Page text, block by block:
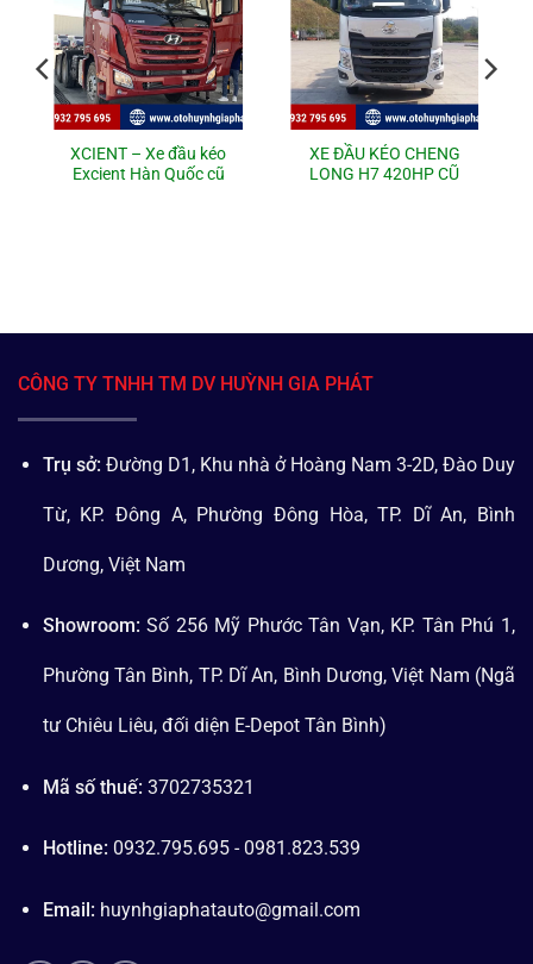
XCIENT – Xe đầu kéo
Excient Hàn Quốc cũ
XE ĐẦU KÉO CHENG
LONG H7 420HP CŨ
CÔNG TY TNHH TM DV HUỲNH GIA PHÁT
Trụ sở: Đường D1, Khu nhà ở Hoàng Nam 3-2D, Đào Duy
Từ, KP. Đông A, Phường Đông Hòa, TP. Dĩ An, Bình
Dương, Việt Nam
Showroom: Số 256 Mỹ Phước Tân Vạn, KP. Tân Phú 1,
Phường Tân Bình, TP. Dĩ An, Bình Dương, Việt Nam (Ngã
tư Chiêu Liêu, đối diện E-Depot Tân Bình)
Mã số thuế: 3702735321
Hotline: 0932.795.695 - 0981.823.539
Email: huynhgiaphatauto@gmail.com